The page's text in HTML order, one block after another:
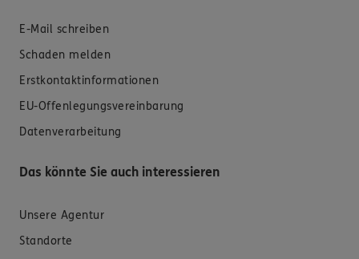
E-Mail schreiben
Schaden melden
Erstkontaktinformationen
EU-Offenlegungsvereinbarung
Datenverarbeitung
Das könnte Sie auch interessieren
Unsere Agentur
Standorte